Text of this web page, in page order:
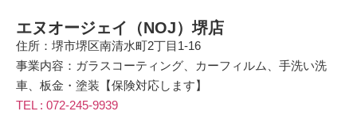
エヌオージェイ（NOJ）堺店
住所：堺市堺区南清水町2丁目1-16
事業内容：ガラスコーティング、カーフィルム、手洗い洗
車、板金・塗装【保険対応します】
TEL : 072-245-9939